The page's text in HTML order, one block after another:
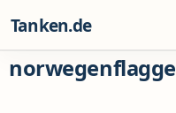
Tanken.de
norwegenflagge